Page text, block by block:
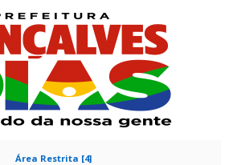
Área Restrita [4]